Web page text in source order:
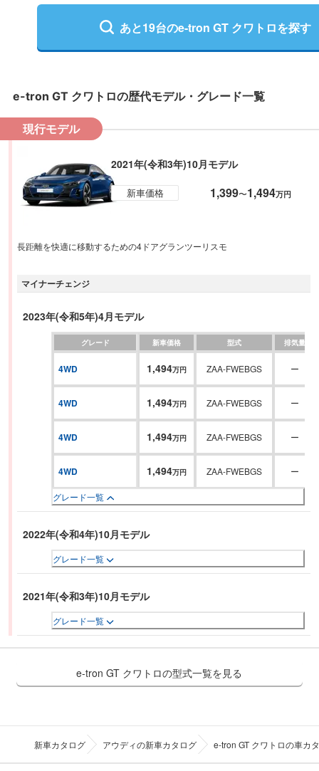
あと19台のe-tron GT クワトロを探す
e-tron GT クワトロの歴代モデル・グレード一覧
現行モデル
2021年(令和3年)10月モデル
新車価格 1,399〜1,494万円
長距離を快適に移動するための4ドアグランツーリスモ
マイナーチェンジ
2023年(令和5年)4月モデル
グレード 新車価格 型式 排気量
4WD 1,494万円 ZAA-FWEBGS ー
4WD 1,494万円 ZAA-FWEBGS ー
4WD 1,494万円 ZAA-FWEBGS ー
4WD 1,494万円 ZAA-FWEBGS ー
グレード一覧
2022年(令和4年)10月モデル
グレード一覧
2021年(令和3年)10月モデル
グレード一覧
e-tron GT クワトロの型式一覧を見る
新車カタログ アウディの新車カタログ e-tron GT クワトロの車カ